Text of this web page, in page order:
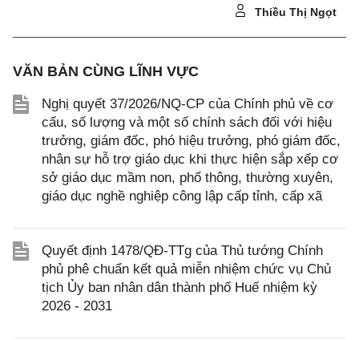
Thiều Thị Ngọt
VĂN BẢN CÙNG LĨNH VỰC
Nghị quyết 37/2026/NQ-CP của Chính phủ về cơ
cấu, số lượng và một số chính sách đối với hiệu
trưởng, giám đốc, phó hiệu trưởng, phó giám đốc,
nhân sự hỗ trợ giáo dục khi thực hiện sắp xếp cơ
sở giáo dục mầm non, phổ thông, thường xuyên,
giáo dục nghề nghiệp công lập cấp tỉnh, cấp xã
Quyết định 1478/QĐ-TTg của Thủ tướng Chính
phủ phê chuẩn kết quả miễn nhiệm chức vụ Chủ
tịch Ủy ban nhân dân thành phố Huế nhiệm kỳ
2026 - 2031